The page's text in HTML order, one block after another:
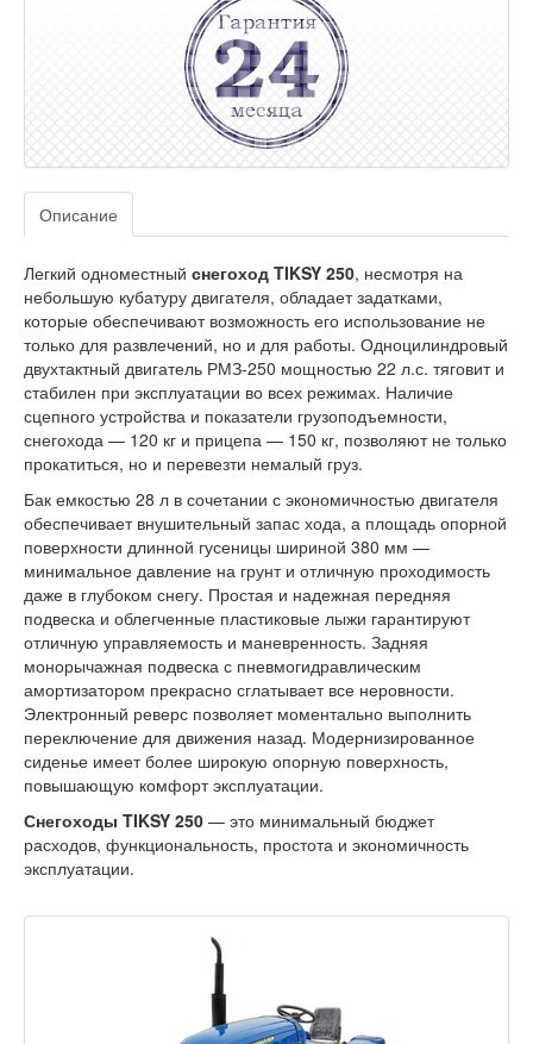
Описание
Легкий одноместный снегоход TIKSY 250, несмотря на
небольшую кубатуру двигателя, обладает задатками,
которые обеспечивают возможность его использование не
только для развлечений, но и для работы. Одноцилиндровый
двухтактный двигатель РМЗ-250 мощностью 22 л.с. тяговит и
стабилен при эксплуатации во всех режимах. Наличие
сцепного устройства и показатели грузоподъемности,
снегохода — 120 кг и прицепа — 150 кг, позволяют не только
прокатиться, но и перевезти немалый груз.
Бак емкостью 28 л в сочетании с экономичностью двигателя
обеспечивает внушительный запас хода, а площадь опорной
поверхности длинной гусеницы шириной 380 мм —
минимальное давление на грунт и отличную проходимость
даже в глубоком снегу. Простая и надежная передняя
подвеска и облегченные пластиковые лыжи гарантируют
отличную управляемость и маневренность. Задняя
монорычажная подвеска с пневмогидравлическим
амортизатором прекрасно сглатывает все неровности.
Электронный реверс позволяет моментально выполнить
переключение для движения назад. Модернизированное
сиденье имеет более широкую опорную поверхность,
повышающую комфорт эксплуатации.
Снегоходы TIKSY 250 — это минимальный бюджет
расходов, функциональность, простота и экономичность
эксплуатации.